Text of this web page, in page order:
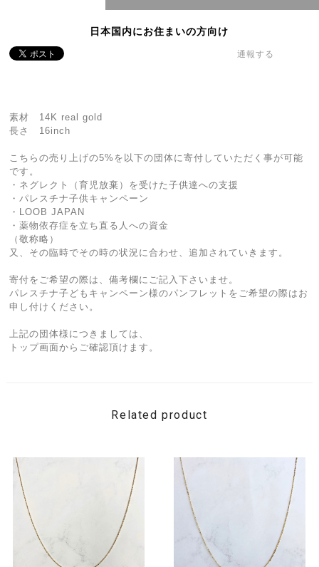
日本国内にお住まいの方向け
通報する
素材 14K real gold
長さ 16inch
こちらの売り上げの5%を以下の団体に寄付していただく事が可能
です。
・ネグレクト（育児放棄）を受けた子供達への支援
・パレスチナ子供キャンペーン
・LOOB JAPAN
・薬物依存症を立ち直る人への資金
（敬称略）
又、その臨時でその時の状況に合わせ、追加されていきます。
寄付をご希望の際は、備考欄にご記入下さいませ。
パレスチナ子どもキャンペーン様のパンフレットをご希望の際はお
申し付けください。
上記の団体様につきましては、
トップ画面からご確認頂けます。
Related product